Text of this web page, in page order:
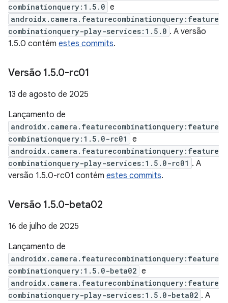
combinationquery:1.5.0 e
androidx.camera.featurecombinationquery:feature
combinationquery-play-services:1.5.0 . A versão
1.5.0 contém estes commits.
Versão 1.5.0-rc01
13 de agosto de 2025
Lançamento de
androidx.camera.featurecombinationquery:feature
combinationquery:1.5.0-rc01
e
androidx.camera.featurecombinationquery:feature
combinationquery-play-services:1.5.0-rc01 . A
versão 1.5.0-rc01 contém estes commits.
Versão 1.5.0-beta02
16 de julho de 2025
Lançamento de
androidx.camera.featurecombinationquery:feature
combinationquery:1.5.0-beta02 e
androidx.camera.featurecombinationquery:feature
combinationquery-play-services:1.5.0-beta02 . A